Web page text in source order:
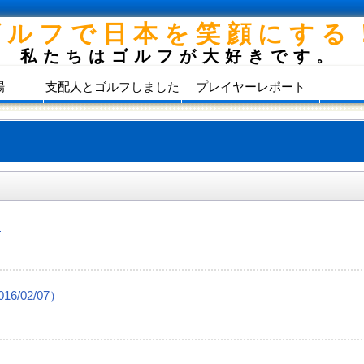
ルフで日本を笑顔にする
私たちはゴルフが大好きです。
支配人とゴルフしました プレイヤーレポート
02/07）